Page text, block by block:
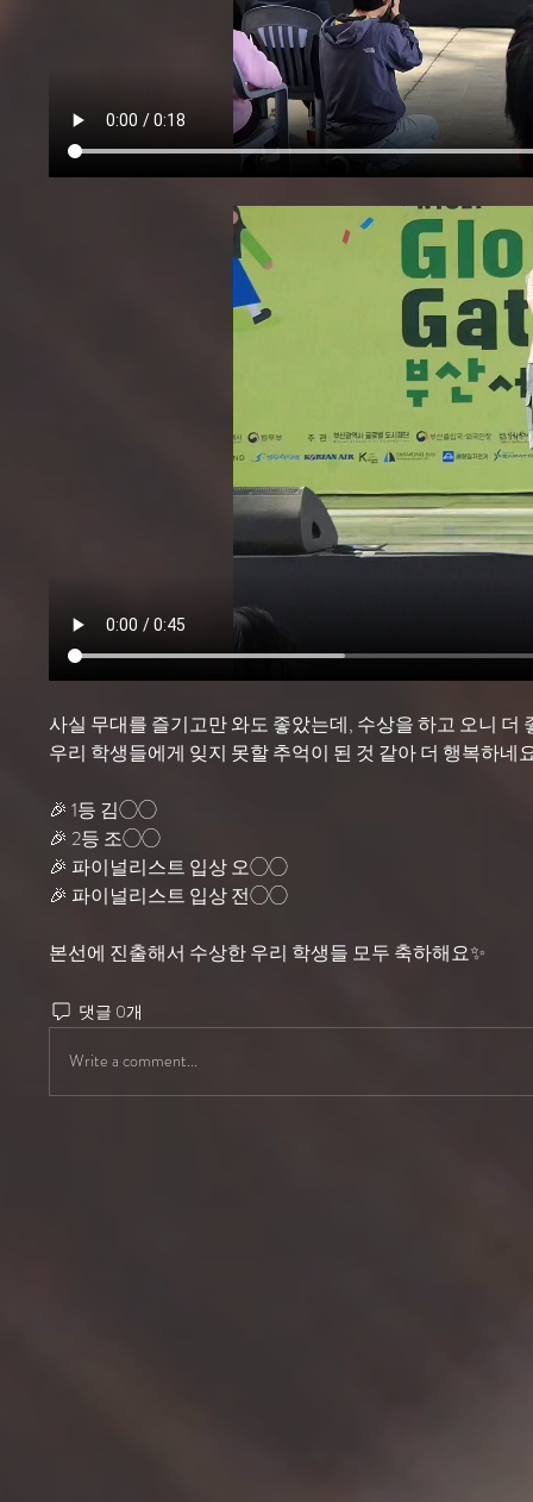
사실 무대를 즐기고만 와도 좋았는데, 수상을 하고 오니 더
우리 학생들에게 잊지 못할 추억이 된 것 같아 더 행복하네
🎉 1등 김◯◯
🎉 2등 조◯◯
🎉 파이널리스트 입상 오◯◯
🎉 파이널리스트 입상 전◯◯
본선에 진출해서 수상한 우리 학생들 모두 축하해요✨
댓글 0개
Write a comment...